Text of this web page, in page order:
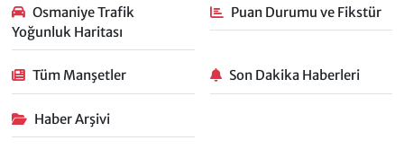
Osmaniye Trafik
Yoğunluk Haritası
Puan Durumu ve Fikstür
Tüm Manşetler Son Dakika Haberleri
Haber Arşivi